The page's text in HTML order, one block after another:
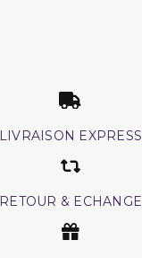
LIVRAISON EXPRESS
RETOUR & ECHANGE